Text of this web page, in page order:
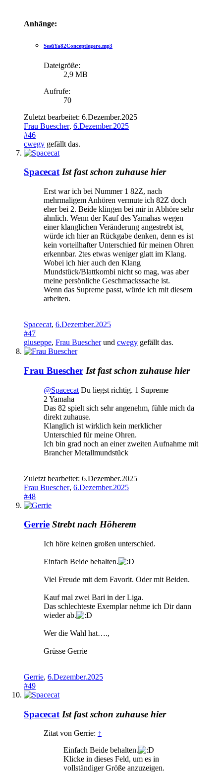
Anhänge:
SesüYa82Conceptlegere.mp3
Dateigröße:
2,9 MB
Aufrufe:
70
Zuletzt bearbeitet: 6.Dezember.2025
Frau Buescher, 6.Dezember.2025
#46
cwegy gefällt das.
Spacecat Ist fast schon zuhause hier
Erst war ich bei Nummer 1 82Z, nach
mehrmaligem Anhören vermute ich 82Z doch
eher bei 2. Beide klingen bei mir in Abhöre sehr
ähnlich. Wenn der Kauf des Yamahas wegen
einer klanglichen Veränderung angestrebt ist,
würde ich hier an Rückgabe denken, denn es ist
kein vorteilhafter Unterschied für meinen Ohren
erkennbar. 2tes etwas weniger glatt im Klang.
Wobei ich hier auch den Klang
Mundstück/Blattkombi nicht so mag, was aber
meine persönliche Geschmackssache ist.
Wenn das Supreme passt, würde ich mit diesem
arbeiten.
Spacecat, 6.Dezember.2025
#47
giuseppe, Frau Buescherund cwegy gefällt das.
Frau Buescher Ist fast schon zuhause hier
@Spacecat Du liegst richtig. 1 Supreme
2 Yamaha
Das 82 spielt sich sehr angenehm, fühle mich da
direkt zuhause.
Klanglich ist wirklich kein merklicher
Unterschied für meine Ohren.
Ich bin grad noch an einer zweiten Aufnahme mit
Brancher Metallmundstück
Zuletzt bearbeitet: 6.Dezember.2025
Frau Buescher, 6.Dezember.2025
#48
Gerrie Strebt nach Höherem
Ich höre keinen großen unterschied.
Einfach Beide behalten.
Viel Freude mit dem Favorit. Oder mit Beiden.
Kauf mal zwei Bari in der Liga.
Das schlechteste Exemplar nehme ich Dir dann
wieder ab.
Wer die Wahl hat….,
Grüsse Gerrie
Gerrie, 6.Dezember.2025
#49
Spacecat Ist fast schon zuhause hier
Zitat von Gerrie: ↑
Einfach Beide behalten.
Klicke in dieses Feld, um es in
vollständiger Größe anzuzeigen.